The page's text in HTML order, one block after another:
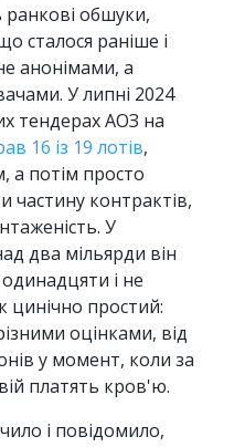
обшуки,
сталося раніше і
анонімами, а
У липні 2024
тендерах АОЗ на
16 із 19 лотів,
а потім просто
частину контрактів,
У
два мільярди він
і не
цинічно простий:
оцінками, від
у момент, коли за
платять кров'ю.
і повідомило,